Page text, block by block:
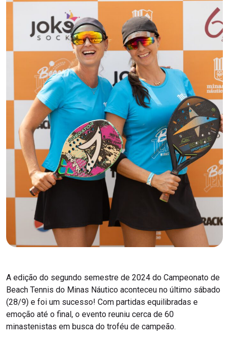
A edição do segundo semestre de 2024 do Campeonato de
Beach Tennis do Minas Náutico aconteceu no último sábado
(28/9) e foi um sucesso! Com partidas equilibradas e
emoção até o final, o evento reuniu cerca de 60
minastenistas em busca do troféu de campeão.